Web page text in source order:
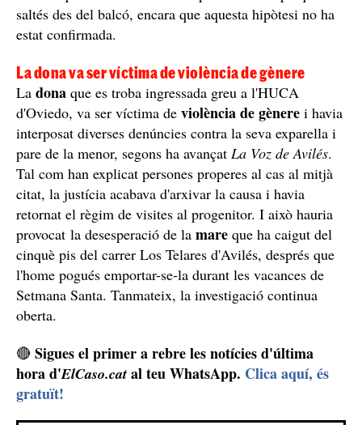
saltés des del balcó, encara que aquesta hipòtesi no ha
estat confirmada.
La dona va ser víctima de violència de gènere
La dona que es troba ingressada greu a l'HUCA
d'Oviedo, va ser víctima de violència de gènere i havia
interposat diverses denúncies contra la seva exparella i
pare de la menor, segons ha avançat La Voz de Avilés.
Tal com han explicat persones properes al cas al mitjà
citat, la justícia acabava d'arxivar la causa i havia
retornat el règim de visites al progenitor. I això hauria
provocat la desesperació de la mare que ha caigut del
cinquè pis del carrer Los Telares d'Avilés, després que
l'home pogués emportar-se-la durant les vacances de
Setmana Santa. Tanmateix, la investigació continua
oberta.
🔴 Sigues el primer a rebre les notícies d'última
hora d'ElCaso.cat al teu WhatsApp. Clica aquí, és
gratuït!